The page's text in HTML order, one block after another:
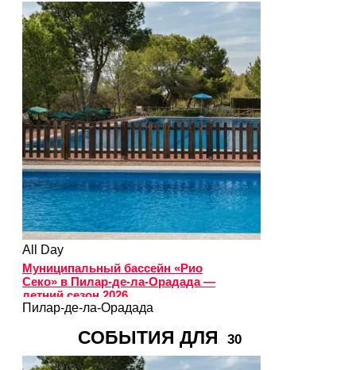
All Day
Муниципальный бассейн «Рио
Секо» в Пилар-де-ла-Орадада —
летний сезон 2026
Пилар-де-ла-Орадада
СОБЫТИЯ ДЛЯ 30